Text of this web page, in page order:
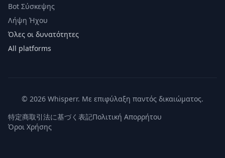
Bot Σύσκεψης
Λήψη Ήχου
Όλες οι δυνατότητες
All platforms
© 2026 Whisperr. Με επιφύλαξη παντός δικαιώματος.
特定商取引法に基づく表記Πολιτική Απορρήτου
Όροι Χρήσης